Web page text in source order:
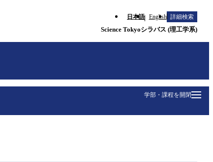
日本語 English 詳細検索
Science Tokyoシラバス (理工学系)
学部・課程を開閉